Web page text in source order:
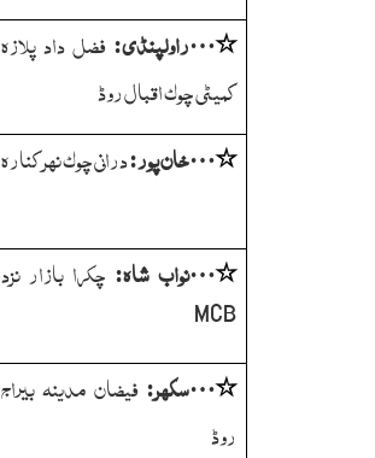
٭…راولپنڈی: فضل داد پلازہ
کمیٹی چوک اقبال روڈ
٭…خانپور:درانی چوک نہر کنارہ
٭…نوابشاہ: چکرا بازار نزد
MCB
٭…سکھر: فیضان مدینہ بیراج
روڈ